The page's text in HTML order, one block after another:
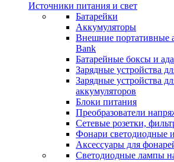
Источники питания и свет
Батарейки
Аккумуляторы
Внешние портативные
Bank
Батарейные боксы и
Зарядные устройства
Зарядные устройства
аккумуляторов
Блоки питания
Преобразователи
Сетевые розетки,
Фонари светодиодные
Аксессуары для
Светодиодные лампы